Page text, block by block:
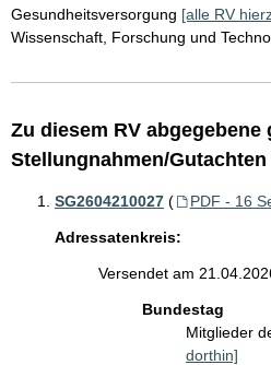
Gesundheitsversorgung [alle RV
Wissenschaft, Forschung und
Zu diesem RV abgegebene
Stellungnahmen/Gutachten
SG2604210027 ( PDF - 16
Adressatenkreis:
Versendet am
Bundestag
Mitglieder
dorthin]